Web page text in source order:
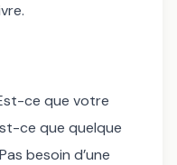
ce que votre
ce que quelque
besoin d’une